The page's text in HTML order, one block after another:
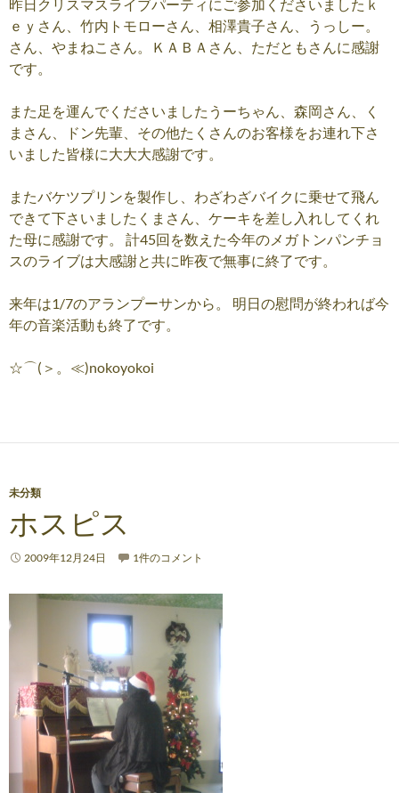
昨日クリスマスライブパーティにご参加くださいましたｋ
ｅｙさん、竹内トモローさん、相澤貴子さん、うっしー。
さん、やまねこさん。ＫＡＢＡさん、ただともさんに感謝
です。
また足を運んでくださいましたうーちゃん、森岡さん、く
まさん、ドン先輩、その他たくさんのお客様をお連れ下さ
いました皆様に大大大感謝です。
またバケツプリンを製作し、わざわざバイクに乗せて飛ん
できて下さいましたくまさん、ケーキを差し入れしてくれ
た母に感謝です。 計45回を数えた今年のメガトンパンチョ
スのライブは大感謝と共に昨夜で無事に終了です。
来年は1/7のアランプーサンから。 明日の慰問が終われば今
年の音楽活動も終了です。
☆⌒(＞。≪)nokoyokoi
未分類
ホスピス
2009年12月24日 1件のコメント